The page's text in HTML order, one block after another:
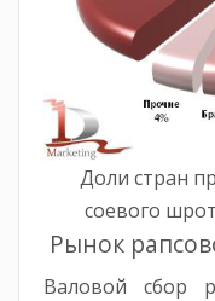
Доли стран
соевого
Рынок
Валовой сбор